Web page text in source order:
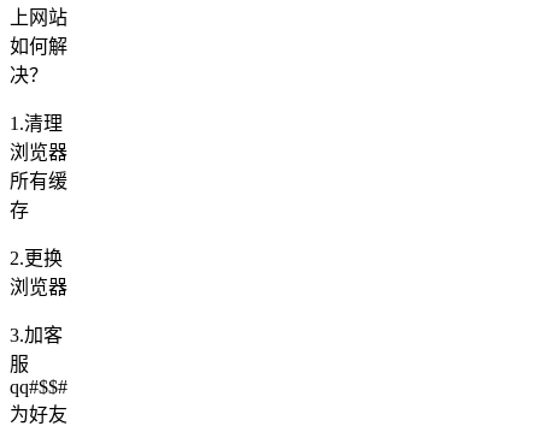
上网站
如何解
决？
1.清理
浏览器
所有缓
存
2.更换
浏览器
3.加客
服
qq#$$#
为好友